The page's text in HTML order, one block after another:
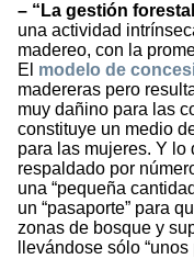
– “La gestión
una actividad
madereo, con la
El modelo de
madereras pero
muy dañino para las
constituye un medio
para las mujeres. Y lo
respaldado por
una “pequeña
un “pasaporte” para
zonas de bosque y
llevándose sólo